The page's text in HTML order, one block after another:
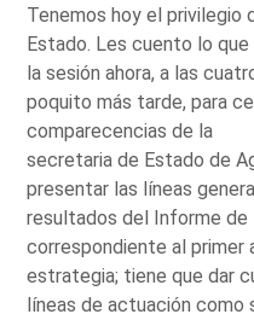
Tenemos hoy el privilegio
Estado. Les cuento lo que
la sesión ahora, a las
poquito más tarde, para
comparecencias de la
secretaria de Estado de
presentar las líneas
resultados del Informe de
correspondiente al primer
estrategia; tiene que dar
líneas de actuación como